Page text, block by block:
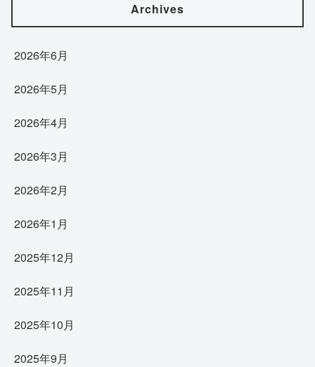
Archives
2026年6月
2026年5月
2026年4月
2026年3月
2026年2月
2026年1月
2025年12月
2025年11月
2025年10月
2025年9月